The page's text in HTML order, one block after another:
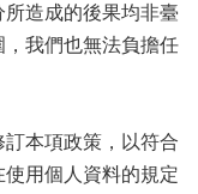
造成的後果均非臺
我們也無法負擔任
本項政策，以符合
用個人資料的規定